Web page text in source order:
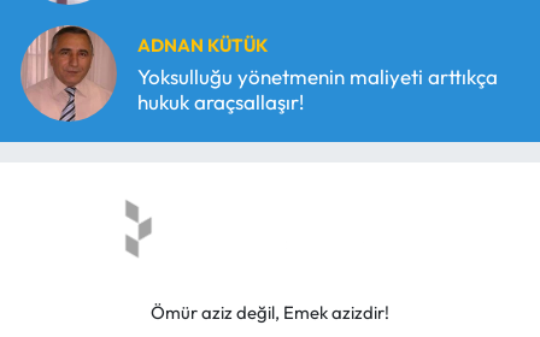
ADNAN KÜTÜK
Yoksulluğu yönetmenin maliyeti arttıkça
hukuk araçsallaşır!
Ömür aziz değil, Emek azizdir!